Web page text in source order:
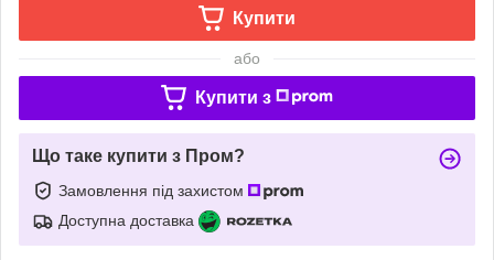
Купити
або
Купити з
Що таке купити з Пром?
Замовлення під захистом
Доступна доставка